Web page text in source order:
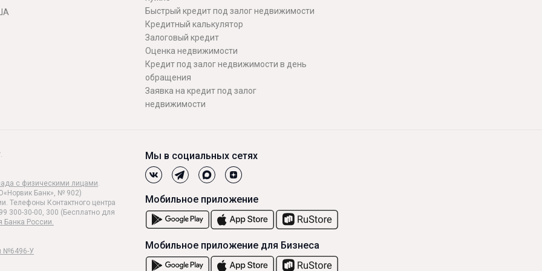
Быстрый кредит под залог недвижимости
Кредитный калькулятор
Залоговый кредит
Оценка недвижимости
Кредит под залог недвижимости в день
обращения
Заявка на кредит под залог
недвижимости
с физическими лицами.
Банк», № 902)
Телефоны Контактного центра
300-30-00, 300 (Бесплатно для
Банка России.
№6496-У
Мы в социальных сетях
Мобильное приложение
Мобильное приложение для Бизнеса